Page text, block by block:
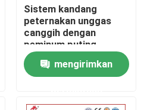
Sistem kandang
peternakan unggas
canggih dengan
peminum puting
otomatis Emily Wang
mengirimkan